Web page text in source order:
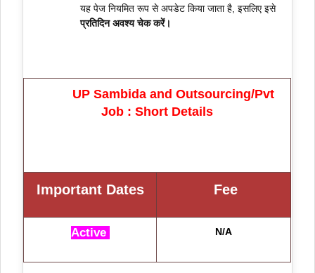
यह पेज नियमित रूप से अपडेट किया जाता है, इसलिए इसे
प्रतिदिन अवश्य चेक करें।
UP Sambida and Outsourcing/Pvt
Job : Short Details
Important Dates Fee
Active N/A